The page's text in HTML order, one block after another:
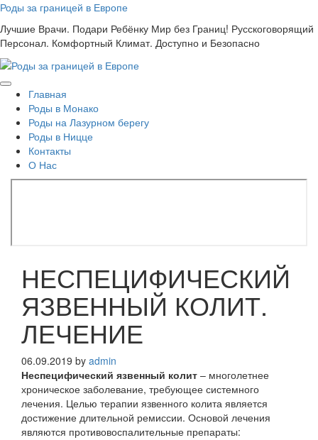
Skip
content
Роды за границей в Европе
Лучшие Врачи. Подари Ребёнку Мир без Границ! Русскоговорящий
Персонал. Комфортный Климат. Доступно и Безопасно
Главная
Роды в Монако
Роды на Лазурном берегу
Роды в Ницце
Контакты
О Нас
НЕСПЕЦИФИЧЕСКИЙ
ЯЗВЕННЫЙ КОЛИТ.
ЛЕЧЕНИЕ
06.09.2019 by admin
Неспецифический язвенный колит – многолетнее
хроническое заболевание, требующее системного
лечения. Целью терапии язвенного колита является
достижение длительной ремиссии. Основой лечения
являются противовоспалительные препараты: